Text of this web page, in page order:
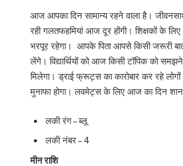
आज आपका दिन सामान्य रहने वाला है।
रही गलतफहमियां आज दूर होंगी। शिक्षकों के
भरपूर रहेगा। आपके पिता आपसे किसी जरूरी
लेंगे। विद्यार्थियों को आज किसी टॉपिक को
मिलेगा। ड्राई फ्रूट्स का कारोबार कर रहे लोगों
मुनाफा होगा। लवमेट्स के लिए आज का दिन
लकी रंग – ब्लू
लकी नंबर – 4
मीन राशि